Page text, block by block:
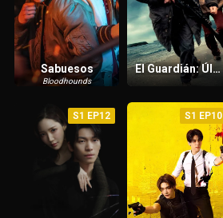
Sabuesos
Bloodhounds
El Guardián: Último refugio
S1 EP12 S1 EP10